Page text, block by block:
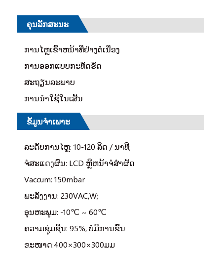
ຄຸນ​ລັກ​ສະ​ນະ
ການໄຫຼເຂົ້າຫນ້າທີ່ຢ່າງຕໍ່ເນື່ອງ
ການອອກແບບກະທັດຮັດ
ສະຖຽນລະພາບ
ການ​ນໍາ​ໃຊ້​ໃນ​ເສັ້ນ​
ຂໍ້ມູນຈໍາເພາະ
ລະດັບການໄຫຼ: 10-120 ລິດ / ນາທີ;
ຈໍສະແດງຜົນ: LCD ຫຼືຫນ້າຈໍສໍາຜັດ
Vaccum: 150mbar
ພະລັງງານ: 230VAC,W;
ອຸນຫະພູມ: -10℃ ~ 60℃
ຄວາມ​ຊຸ່ມ​ຊື່ນ​: 95​%​, ບໍ່​ມີ​ການ​ຂົ້ນ​
ຂະໜາດ:400×300×300ມມ